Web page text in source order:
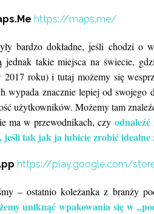
https://maps.me/
bardzo dokładne, jeśli chodzi o
jednak takie miejsca na świecie,
roku) i tutaj możemy się
wypada znacznie lepiej od swojego
użytkowników. Możemy tam
ma w przewodnikach, czy odnaleźć
jeśli tak jak ja lubicie zrobić idealne
https://play.google.com/
– ostatnio koleżanka z branży
uniknąć wpakowania się w